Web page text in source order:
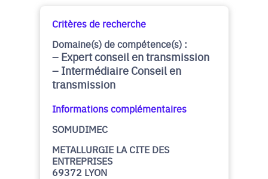
Critères de recherche
Domaine(s) de compétence(s) :
Expert conseil en transmission
Intermédiaire Conseil en
transmission
Informations complémentaires
SOMUDIMEC
METALLURGIE LA CITE DES
ENTREPRISES
69372 LYON